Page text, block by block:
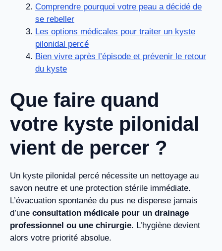
Comprendre pourquoi votre peau a décidé de
se rebeller
Les options médicales pour traiter un kyste
pilonidal percé
Bien vivre après l’épisode et prévenir le retour
du kyste
Que faire quand
votre kyste pilonidal
vient de percer ?
Un kyste pilonidal percé nécessite un nettoyage au
savon neutre et une protection stérile immédiate.
L’évacuation spontanée du pus ne dispense jamais
d’une consultation médicale pour un drainage
professionnel ou une chirurgie. L’hygiène devient
alors votre priorité absolue.